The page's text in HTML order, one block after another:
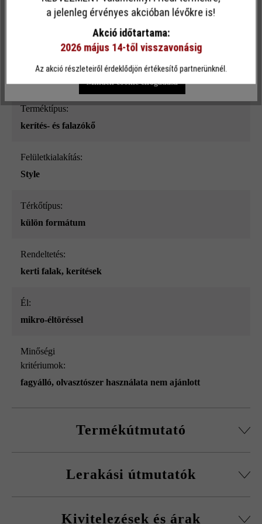
Felületi struktúra:
ezüstszürke nüansz-árnyalt_ModulusPur
Terméktípus:
kerítés- és falazókő
Felületkialakítás:
Style
Térkőtípus:
külön formátum
Rendeltetés:
kerti falak, kerítések
él:
mikro-éltöréssel
Minőségi
kritériumok:
fagyálló, olvasztószer használata nem ajánlott
Termékútmutató
kövekkel, sarokkő-szettel és fedőlapokkal.
Falakhoz és kerítésekhez, valamint előfalazáshoz
Lerakási útmutatók
kitöltőbeton javasolt betonminőségét.
Kivitelezések és árak
Ez a webhely cookie-kat használ, hogy a lehető legjobb
funkcionalitást kínálja Önnek...További információ
Egyéni beállítások Csak funkcionális cookie elfogadása
Minden cookie elfogadása
a jelenleg érvényes akcióban lévőkre is!
Akció időtartama:
2026 május 14-től visszavonásig
Az akció részleteiről érdeklődjön értékesítő partnerünknél.